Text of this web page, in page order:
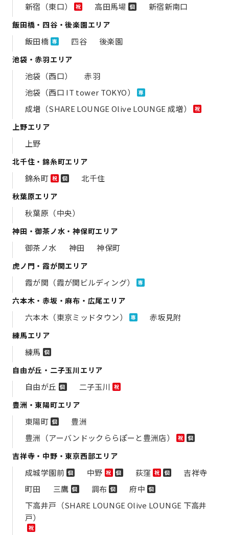
新宿（東口）
祝 高田馬場 個 新宿新南口
飯田橋・四谷・後楽園エリア
飯田橋 専 四谷 後楽園
池袋・赤羽エリア
池袋（西口）
赤羽
池袋（西口 IT tower TOKYO）
専
成増（SHARE LOUNGE Olive LOUNGE 成増） 祝
上野エリア
上野
北千住・錦糸町エリア
錦糸町 祝 個 北千住
秋葉原エリア
秋葉原（中央）
神田・御茶ノ水・神保町エリア
御茶ノ水 神田 神保町
虎ノ門・霞が関エリア
霞が関（霞が関ビルディング） 専
六本木・赤坂・麻布・広尾エリア
六本木（東京ミッドタウン） 専 赤坂見附
練馬エリア
練馬 個
自由が丘・二子玉川エリア
自由が丘 個 二子玉川 祝
豊洲・東陽町エリア
東陽町 個
豊洲
豊洲（アーバンドックららぽーと豊洲店）
祝 個
吉祥寺・中野・東京西部エリア
成城学園前 個 中野 祝 個 荻窪 祝 個
吉祥寺
町田
三鷹 個 調布 個 府中 個
下高井戸（SHARE LOUNGE Olive LOUNGE 下高井
戸）
祝